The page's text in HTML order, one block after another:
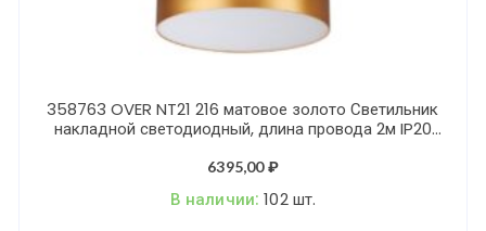
358763 OVER NT21 216 матовое золото Светильник
накладной светодиодный, длина провода 2м IP20
6395,00₽
В наличии:102 шт.